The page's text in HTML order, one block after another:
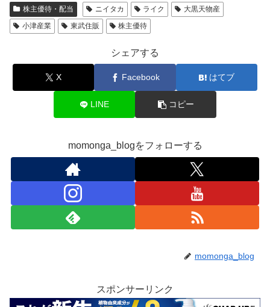
株主優待・配当 ニイタカ ライク
大黒天物産
小津産業
東武住販 株主優待
シェアする
X Facebook はてブ
LINE コピー
momonga_blogをフォローする
momonga_blog
スポンサーリンク